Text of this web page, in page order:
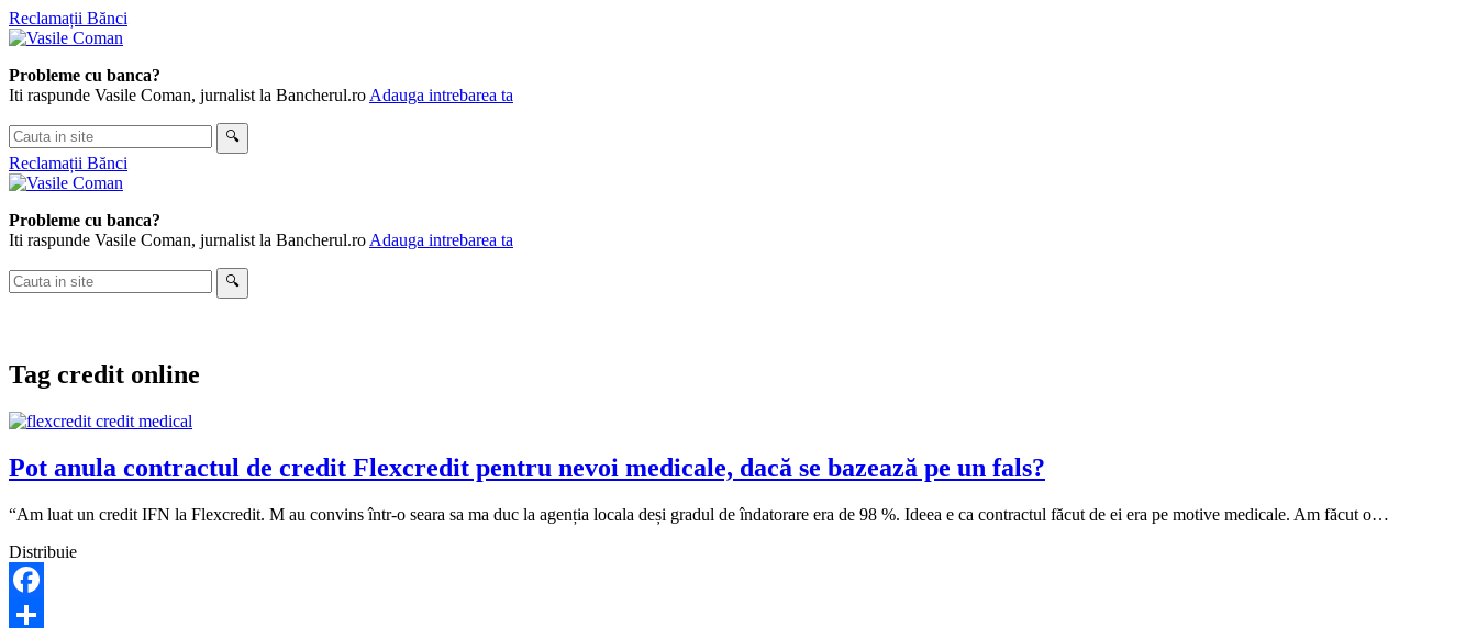
Skip
to
Reclamații Bănci
Probleme cu banca?
Iti raspunde Vasile Coman, jurnalist la Bancherul.ro Adauga intrebarea ta
Cauta
in
site
🔍
Reclamații Bănci
Probleme cu banca?
Iti raspunde Vasile Coman, jurnalist la Bancherul.ro Adauga intrebarea ta
Cauta
in
🔍
Tag credit online
Pot anula contractul de credit Flexcredit pentru nevoi medicale, dacă se bazează pe un fals?
“Am luat un credit IFN la Flexcredit. M au convins într-o seara sa ma duc la agenția locala deși gradul de îndatorare era de 98 %. Ideea e ca contractul făcut de ei era pe motive medicale. Am făcut o…
Distribuie
Facebook